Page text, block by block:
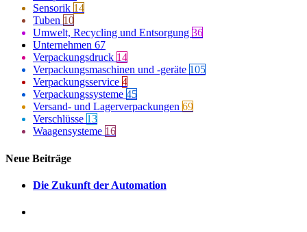
Sensorik 14
Tuben 10
Umwelt, Recycling und Entsorgung 36
Unternehmen 67
Verpackungsdruck 14
Verpackungsmaschinen und -geräte 105
Verpackungsservice 4
Verpackungssysteme 45
Versand- und Lagerverpackungen 69
Verschlüsse 13
Waagensysteme 16
Neue Beiträge
Die Zukunft der Automation